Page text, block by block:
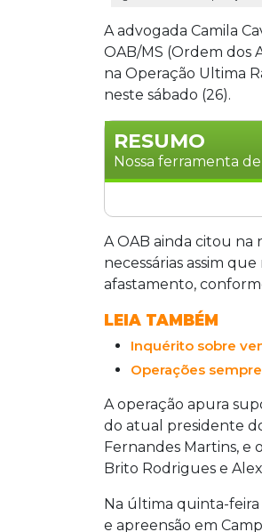
A advogada Camila
OAB/MS (Ordem dos
na Operação Ultima
neste sábado (26).
RESUMO
Nossa ferramenta
A vice-presidente
após ser
supostos crimes
O afastamento
sobre a
investiga crimes
falsificação de
A OAB ainda citou na
necessárias assim
afastamento,
LEIA TAMBÉM
Inquérito sobre
Operações
A operação apura
do atual presidente
Fernandes Martins, e
Brito Rodrigues e
Na última quinta-feira
e apreensão em